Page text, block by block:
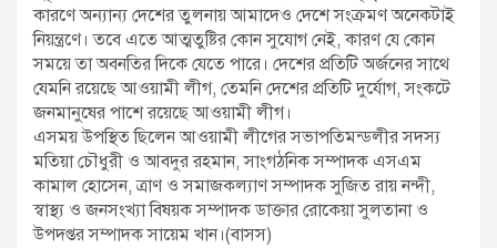
কারণে অন্যান্য দেশের তুলনায় আমাদেও দেশে সংক্রমণ অনেকটাই
নিয়ন্ত্রণে। তবে এতে আত্মতুষ্টির কোন সুযোগ নেই, কারণ যে কোন
সময়ে তা অবনতির দিকে যেতে পারে। দেশের প্রতিটি অর্জনের সাথে
যেমনি রয়েছে আওয়ামী লীগ, তেমনি দেশের প্রতিটি দুর্যোগ, সংকটে
জনমানুষের পাশে রয়েছে আওয়ামী লীগ।
এসময় উপস্থিত ছিলেন আওয়ামী লীগের সভাপতিমন্ডলীর সদস্য
মতিয়া চৌধুরী ও আবদুর রহমান, সাংগঠনিক সম্পাদক এসএম
কামাল হোসেন, ত্রাণ ও সমাজকল্যাণ সম্পাদক সুজিত রায় নন্দী,
স্বাস্থ্য ও জনসংখ্যা বিষয়ক সম্পাদক ডাক্তার রোকেয়া সুলতানা ও
উপদপ্তর সম্পাদক সায়েম খান।(বাসস)